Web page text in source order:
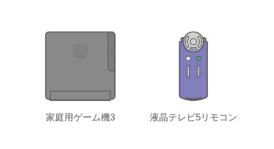
家庭用ゲーム機3 液晶テレビ5リモコン